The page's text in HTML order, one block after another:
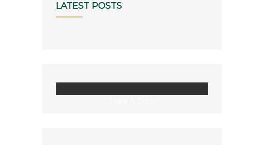
LATEST POSTS